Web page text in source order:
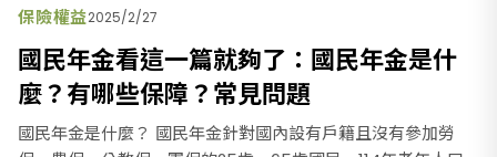
保險權益2025/2/27
國民年金看這一篇就夠了：國民年金是什
麼？有哪些保障？常見問題
國民年金是什麼？ 國民年金針對國內設有戶籍且沒有參加勞